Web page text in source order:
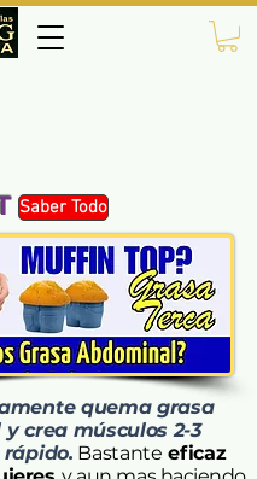
Saber Todo
quema grasa
crea músculos 2-3
rápido. ​Bastante eficaz